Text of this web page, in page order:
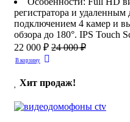
регистратора и удаленным
подключением 4 камер и
обзора до 180°. IPS Touch
22 000 ₽ 24 000 ₽
В корзину
Хит продаж!